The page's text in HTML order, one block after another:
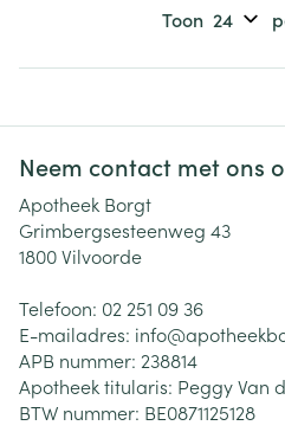
Toon
Neem contact met ons
Apotheek Borgt
Grimbergsesteenweg 43
1800Vilvoorde
Telefoon: 02 251 09 36
E-mailadres: info@
APB nummer: 238814
Apotheek titularis: Peggy Van
BTW nummer: BE0871125128